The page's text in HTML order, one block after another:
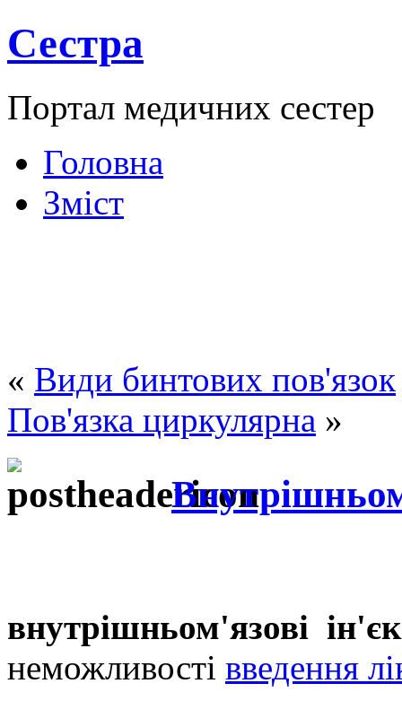
Сестра
Портал медичних сестер
Головна
Зміст
« Види бинтових пов'язок
Пов'язка циркулярна »
внутрішньом'язові
неможливості введення